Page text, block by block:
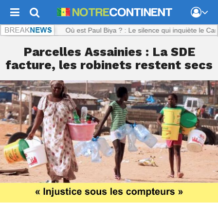
: Où est Paul Biya ? : Le silence qui inquiète le Cameroun
Parcelles Assainies : La SDE
facture, les robinets restent secs